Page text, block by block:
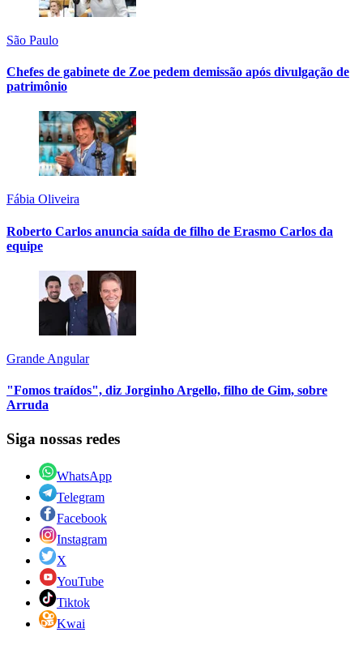
São Paulo
Chefes de gabinete de Zoe pedem demissão após divulgação de
patrimônio
Fábia Oliveira
Roberto Carlos anuncia saída de filho de Erasmo Carlos da
equipe
Grande Angular
"Fomos traídos", diz Jorginho Argello, filho de Gim, sobre
Arruda
Siga nossas redes
WhatsApp
Telegram
Facebook
Instagram
X
YouTube
Tiktok
Kwai